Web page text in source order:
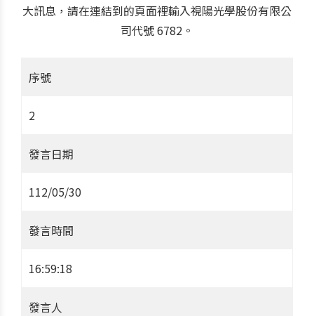
大訊息，請在連結到的頁面裡輸入視陽光學股份有限公
司代號 6782。
序號
2
發言日期
112/05/30
發言時間
16:59:18
發言人